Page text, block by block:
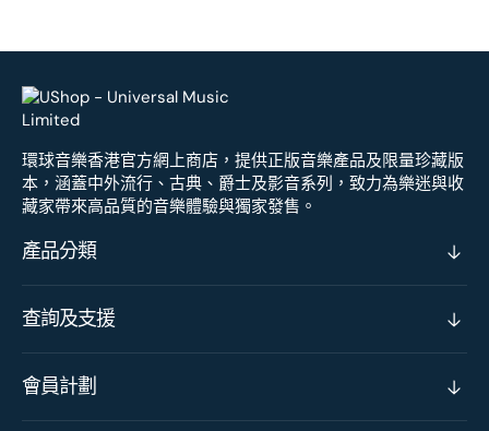
環球音樂香港官方網上商店，提供正版音樂產品及限量珍藏版
本，涵蓋中外流行、古典、爵士及影音系列，致力為樂迷與收
藏家帶來高品質的音樂體驗與獨家發售。
產品分類
查詢及支援
會員計劃